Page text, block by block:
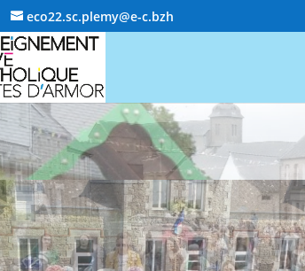
eco22.sc.plemy@e-c.bzh